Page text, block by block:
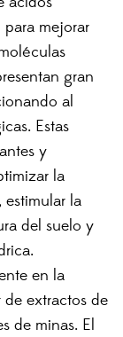
mejorar
gran
al
Estas
y
la
la
del suelo y
en la
extractos de
de minas. El